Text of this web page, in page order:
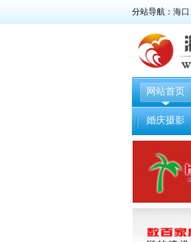
分站导航： 海口
网站首页
婚庆摄影